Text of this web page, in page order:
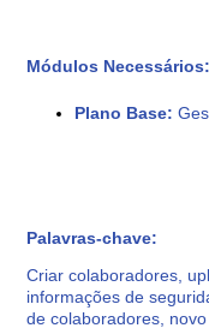
Módulos Necessários:
Plano Base:
Palavras-chave:
Criar colaboradores,
informações de
de colaboradores,